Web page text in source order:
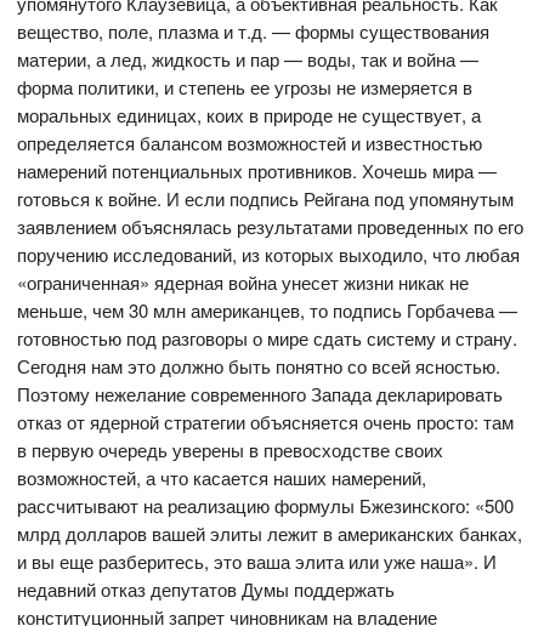
вещество, поле, плазма и т.д. — формы существования
материи, а лед, жидкость и пар — воды, так и война —
форма политики, и степень ее угрозы не измеряется в
моральных единицах, коих в природе не существует, а
определяется балансом возможностей и известностью
намерений потенциальных противников. Хочешь мира —
готовься к войне. И если подпись Рейгана под упомянутым
заявлением объяснялась результатами проведенных по его
поручению исследований, из которых выходило, что любая
«ограниченная» ядерная война унесет жизни никак не
меньше, чем 30 млн американцев, то подпись Горбачева —
готовностью под разговоры о мире сдать систему и страну.
Сегодня нам это должно быть понятно со всей ясностью.
Поэтому нежелание современного Запада декларировать
отказ от ядерной стратегии объясняется очень просто: там
в первую очередь уверены в превосходстве своих
возможностей, а что касается наших намерений,
рассчитывают на реализацию формулы Бжезинского: «500
млрд долларов вашей элиты лежит в американских банках,
и вы еще разберитесь, это ваша элита или уже наша». И
недавний отказ депутатов Думы поддержать
конституционный запрет чиновникам на владение